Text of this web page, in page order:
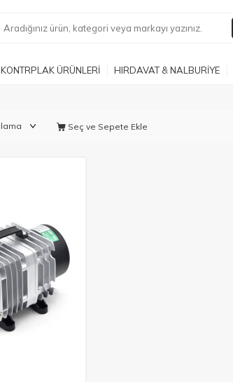
KONTRPLAK ÜRÜNLERİ HIRDAVAT & NALBURİYE
Seç ve Sepete Ekle